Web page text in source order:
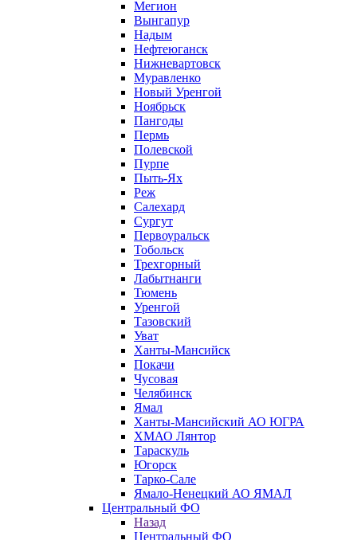
Мегион
Вынгапур
Надым
Нефтеюганск
Нижневартовск
Муравленко
Новый Уренгой
Ноябрьск
Пангоды
Пермь
Полевской
Пурпе
Пыть-Ях
Реж
Салехард
Сургут
Первоуральск
Тобольск
Трехгорный
Лабытнанги
Тюмень
Уренгой
Тазовский
Уват
Ханты-Мансийск
Покачи
Чусовая
Челябинск
Ямал
Ханты-Мансийский АО ЮГРА
ХМАО Лянтор
Тараскуль
Югорск
Тарко-Сале
Ямало-Ненецкий АО ЯМАЛ
Центральный ФО
Назад
Центральный ФО